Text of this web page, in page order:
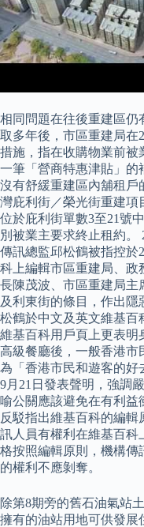
相同問題在往後重建區仍
取多年後，市區重建局在
措施，指在收購物業前被
一筆「營商特惠津貼」的
沒有舒緩重建區內舖租戶
灣庇利街／榮光街重建項
位於庇利街單數3至21號
別被業主要求終止租約。
傳訊總監邱松鶴被指控於
科上編輯市區重建局、政
長陳茂波、市區重建局主
及利東街的條目，作出隱
松鶴於中文及英文維基百
維基百科用戶頁上更表明
高級餐廳後，一般香港市
為「香港市民和遊客的好
9月21日發表聲明，強調
喻公關應該避免在有利
反駁指出維基百科的編
訊人員有權利在維基百科
格按照編輯原則，機構傳
的權利不應剝奪。
除第8期旁的舊石油氣站
擁有的油站用地可供發展